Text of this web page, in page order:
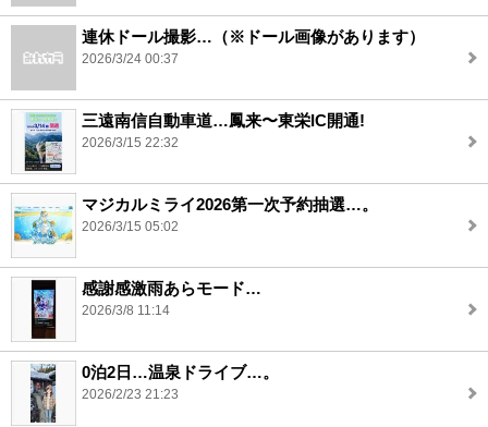
連休ドール撮影…（※ドール画像があります）
2026/3/24 00:37
三遠南信自動車道…鳳来〜東栄IC開通!
2026/3/15 22:32
マジカルミライ2026第一次予約抽選…。
2026/3/15 05:02
感謝感激雨あらモード…
2026/3/8 11:14
0泊2日…温泉ドライブ…。
2026/2/23 21:23